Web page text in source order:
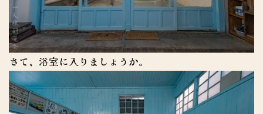
さて、浴室に入りましょうか。